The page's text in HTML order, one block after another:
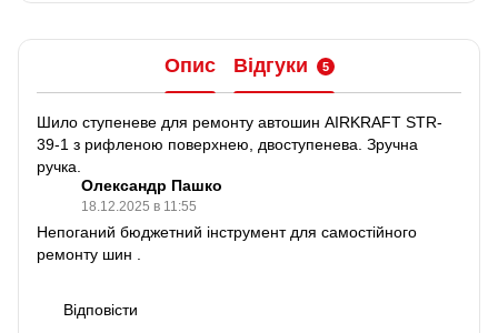
Опис Відгуки 5
Шило ступеневе для ремонту автошин AIRKRAFT STR-
39-1 з рифленою поверхнею, двоступенева. Зручна
ручка.
Олександр Пашко
18.12.2025 в 11:55
Непоганий бюджетний інструмент для самостійного
ремонту шин .
Відповісти